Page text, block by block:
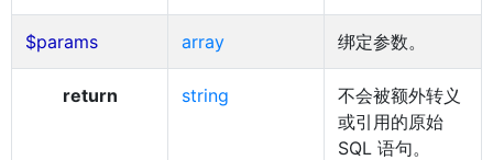
$params array 绑定参数。
return string
不会被额外转义
或引用的原始
SQL 语句。